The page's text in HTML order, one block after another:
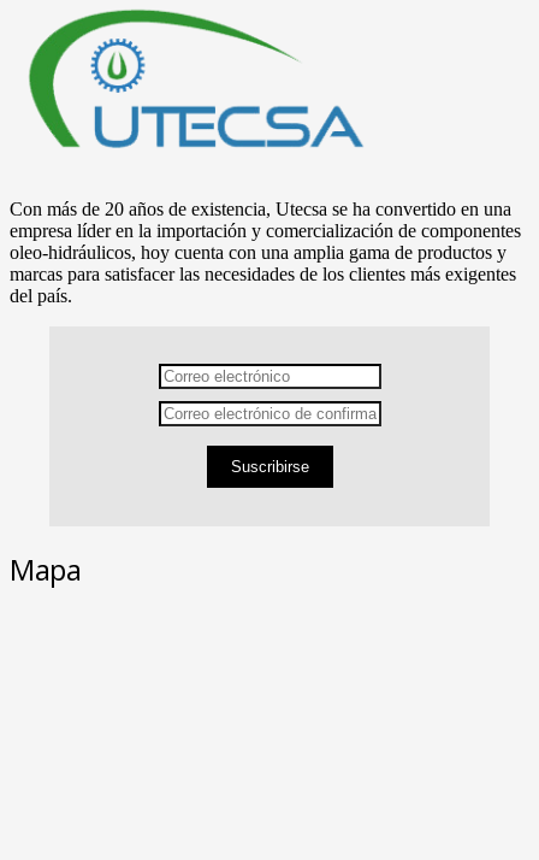
Con más de 20 años de existencia, Utecsa se ha convertido en una
empresa líder en la importación y comercialización de componentes
oleo-hidráulicos, hoy cuenta con una amplia gama de productos y
marcas para satisfacer las necesidades de los clientes más exigentes
del país.
Suscribirse
Mapa